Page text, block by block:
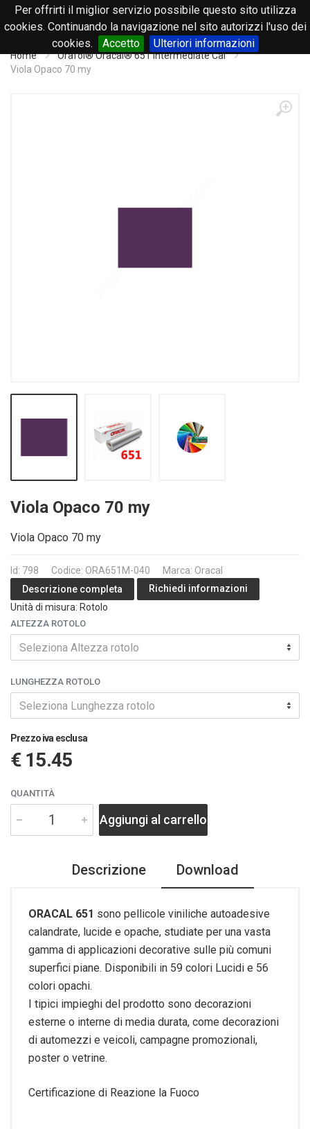
Per offrirti il miglior servizio possibile questo sito utilizza
cookies. Continuando la navigazione nel sito autorizzi l'uso dei
cookies.
Accetto Ulteriori informazioni
0
Home
Orafol® Oracal® 651 Intermediate Cal
Viola Opaco 70 my
Viola Opaco 70 my
Viola Opaco 70 my
Id: 798 Codice: ORA651M-040
Marca: Oracal
Descrizione completa
Richiedi informazioni
Unità di misura: Rotolo
ALTEZZA ROTOLO
Seleziona Altezza rotolo
LUNGHEZZA ROTOLO
Seleziona Lunghezza rotolo
Prezzo iva esclusa
€ 15.45
QUANTITÀ
Aggiungi al carrello
Descrizione Download
ORACAL 651 sono pellicole viniliche autoadesive
calandrate, lucide e opache, studiate per una vasta
gamma di applicazioni decorative sulle più comuni
superfici piane. Disponibili in 59 colori Lucidi e 56
colori opachi.
I tipici impieghi del prodotto sono decorazioni
esterne o interne di media durata, come decorazioni
di automezzi e veicoli, campagne promozionali,
poster o vetrine.
Certificazione di Reazione la Fuoco